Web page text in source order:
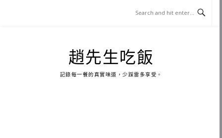
趙先生吃飯
記錄每一餐的真實味道，少踩雷多享受。